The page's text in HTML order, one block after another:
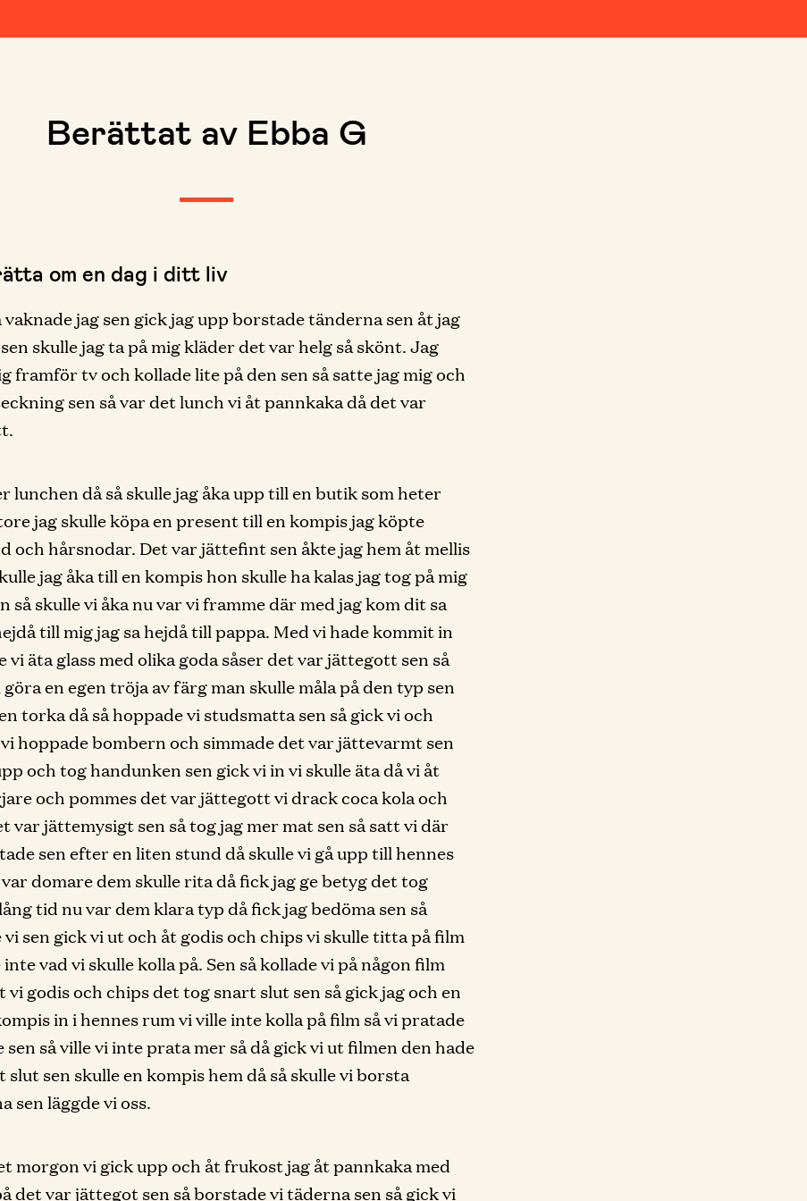
Berättat av Ebba G
om en dag i ditt liv
vaknade jag sen gick jag upp borstade tänderna sen åt jag
skulle jag ta på mig kläder det var helg så skönt. Jag
framför tv och kollade lite på den sen så satte jag mig och
sen så var det lunch vi åt pannkaka då det var
lunchen då så skulle jag åka upp till en butik som heter
jag skulle köpa en present till en kompis jag köpte
och hårsnodar. Det var jättefint sen åkte jag hem åt mellis
jag åka till en kompis hon skulle ha kalas jag tog på mig
så skulle vi åka nu var vi framme där med jag kom dit sa
till mig jag sa hejdå till pappa. Med vi hade kommit in
vi äta glass med olika goda såser det var jättegott sen så
göra en egen tröja av färg man skulle måla på den typ sen
torka då så hoppade vi studsmatta sen så gick vi och
hoppade bombern och simmade det var jättevarmt sen
och tog handunken sen gick vi in vi skulle äta då vi åt
och pommes det var jättegott vi drack coca kola och
var jättemysigt sen så tog jag mer mat sen så satt vi där
sen efter en liten stund då skulle vi gå upp till hennes
domare dem skulle rita då fick jag ge betyg det tog
tid nu var dem klara typ då fick jag bedöma sen så
sen gick vi ut och åt godis och chips vi skulle titta på film
vad vi skulle kolla på. Sen så kollade vi på någon film
vi godis och chips det tog snart slut sen så gick jag och en
in i hennes rum vi ville inte kolla på film så vi pratade
sen så ville vi inte prata mer så då gick vi ut filmen den hade
sen skulle en kompis hem då så skulle vi borsta
sen läggde vi oss.
morgon vi gick upp och åt frukost jag åt pannkaka med
det var jättegot sen så borstade vi täderna sen så gick vi